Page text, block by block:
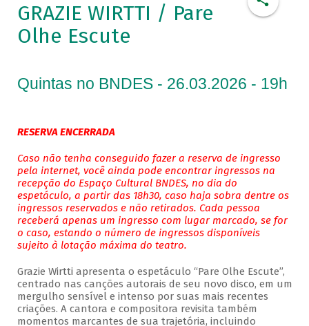
GRAZIE WIRTTI / Pare
Olhe Escute
Quintas no BNDES - 26.03.2026 - 19h
RESERVA ENCERRADA
Caso não tenha conseguido fazer a reserva de ingresso
pela internet, você ainda pode encontrar ingressos na
recepção do Espaço Cultural BNDES, no dia do
espetáculo, a partir das 18h30, caso haja sobra dentre os
ingressos reservados e não retirados. Cada pessoa
receberá apenas um ingresso com lugar marcado, se for
o caso, estando o número de ingressos disponíveis
sujeito à lotação máxima do teatro.
Grazie Wirtti apresenta o espetáculo “Pare Olhe Escute”,
centrado nas canções autorais de seu novo disco, em um
mergulho sensível e intenso por suas mais recentes
criações. A cantora e compositora revisita também
momentos marcantes de sua trajetória, incluindo